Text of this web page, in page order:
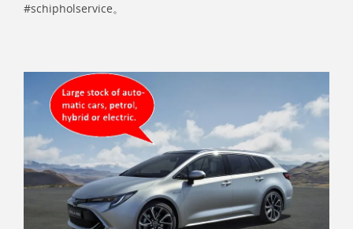
#schipholservice。